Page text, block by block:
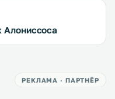
Алониссоса
РЕКЛАМА · ПАРТНЁР